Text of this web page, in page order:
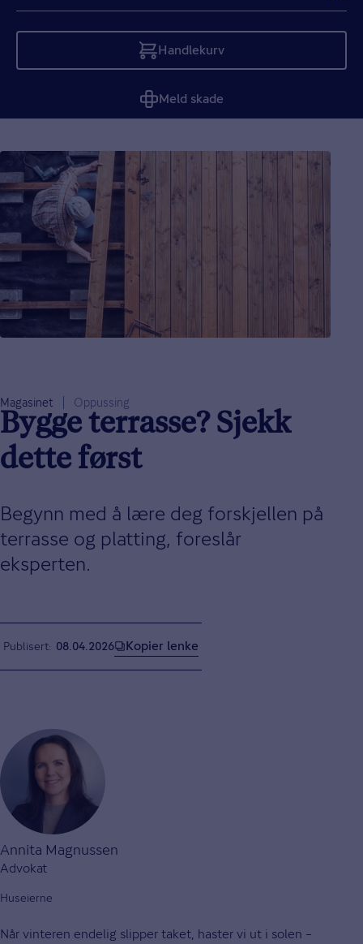
Handlekurv
Tom
Meld skade
Magasinet Oppussing
Bygge terrasse? Sjekk
dette først
Begynn med å lære deg forskjellen på
terrasse og platting, foreslår
eksperten.
Publisert 08.04.2026 Kopier lenke
Annita Magnussen
Advokat
Huseierne
Når vinteren endelig slipper taket, haster vi ut i solen –